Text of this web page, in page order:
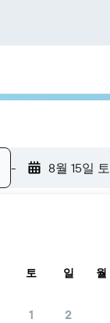
- 8월 15일 토
토 일
1 2
월